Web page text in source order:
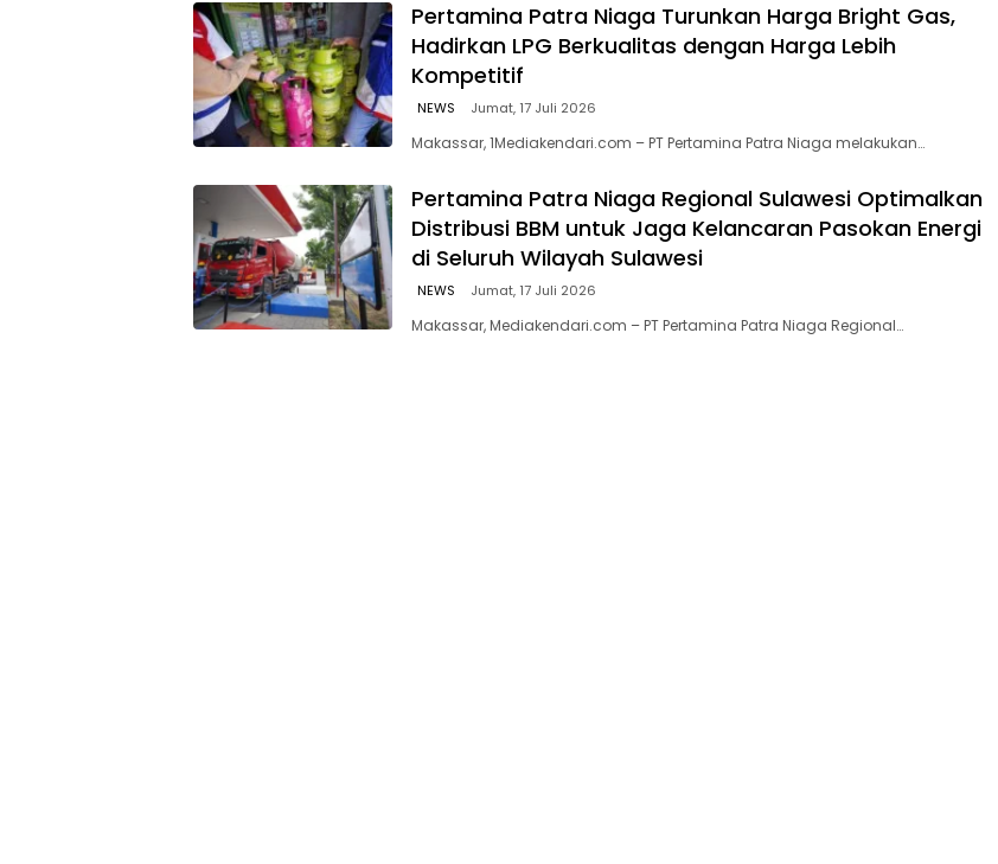
Pertamina Patra Niaga Turunkan Harga Bright Gas,
Hadirkan LPG Berkualitas dengan Harga Lebih
Kompetitif
NEWS Jumat, 17 Juli 2026
Makassar, 1Mediakendari.com – PT Pertamina Patra Niaga melakukan…
Pertamina Patra Niaga Regional Sulawesi Optimalkan
Distribusi BBM untuk Jaga Kelancaran Pasokan Energi
di Seluruh Wilayah Sulawesi
NEWS Jumat, 17 Juli 2026
Makassar, Mediakendari.com – PT Pertamina Patra Niaga Regional…